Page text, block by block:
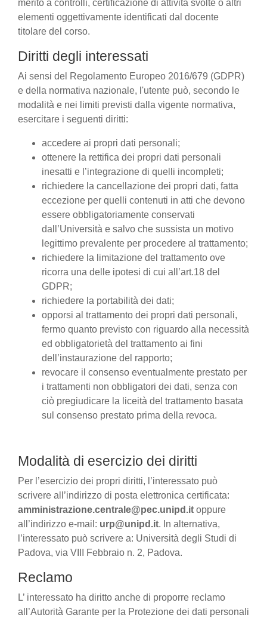
merito a controlli, certificazione di attività svolte o altri
elementi oggettivamente identificati dal docente
titolare del corso.
Diritti degli interessati
Ai sensi del Regolamento Europeo 2016/679 (GDPR)
e della normativa nazionale, l'utente può, secondo le
modalità e nei limiti previsti dalla vigente normativa,
esercitare i seguenti diritti:
accedere ai propri dati personali;
ottenere la rettifica dei propri dati personali
inesatti e l’integrazione di quelli incompleti;
richiedere la cancellazione dei propri dati, fatta
eccezione per quelli contenuti in atti che devono
essere obbligatoriamente conservati
dall’Università e salvo che sussista un motivo
legittimo prevalente per procedere al trattamento;
richiedere la limitazione del trattamento ove
ricorra una delle ipotesi di cui all’art.18 del
GDPR;
richiedere la portabilità dei dati;
opporsi al trattamento dei propri dati personali,
fermo quanto previsto con riguardo alla necessità
ed obbligatorietà del trattamento ai fini
dell’instaurazione del rapporto;
revocare il consenso eventualmente prestato per
i trattamenti non obbligatori dei dati, senza con
ciò pregiudicare la liceità del trattamento basata
sul consenso prestato prima della revoca.
Modalità di esercizio dei diritti
Per l’esercizio dei propri diritti, l’interessato può
scrivere all’indirizzo di posta elettronica certificata:
amministrazione.centrale@pec.unipd.it oppure
all’indirizzo e-mail: urp@unipd.it. In alternativa,
l’interessato può scrivere a: Università degli Studi di
Padova, via VIII Febbraio n. 2, Padova.
Reclamo
L’ interessato ha diritto anche di proporre reclamo
all’Autorità Garante per la Protezione dei dati personali